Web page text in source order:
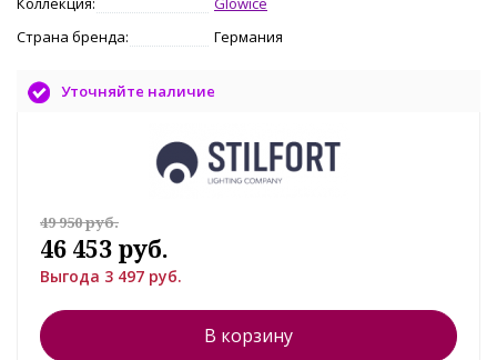
Страна бренда:
Германия
Уточняйте наличие
49 950 руб.
46 453 руб.
Выгода 3 497 руб.
В корзину